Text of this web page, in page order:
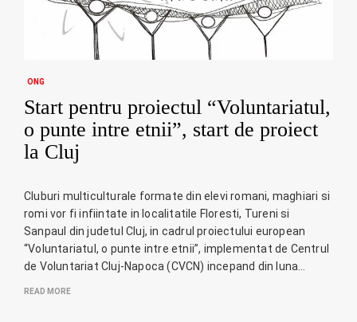
ONG
Start pentru proiectul “Voluntariatul,
o punte intre etnii”, start de proiect
la Cluj
Cluburi multiculturale formate din elevi romani, maghiari si
romi vor fi infiintate in localitatile Floresti, Tureni si
Sanpaul din judetul Cluj, in cadrul proiectului european
“Voluntariatul, o punte intre etnii”, implementat de Centrul
de Voluntariat Cluj-Napoca (CVCN) incepand din luna…
READ MORE